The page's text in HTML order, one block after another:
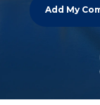
Add My